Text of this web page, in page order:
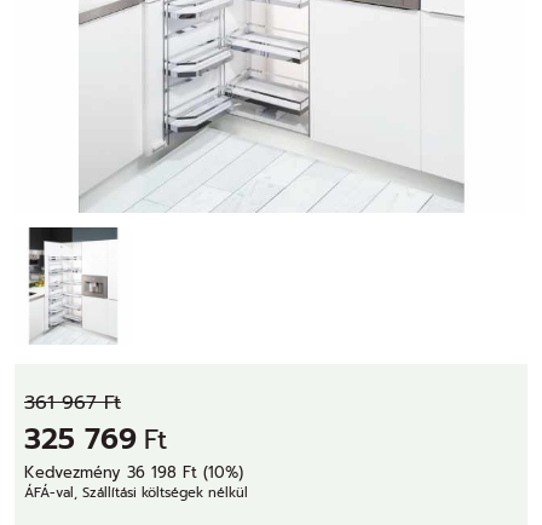
361 967 Ft
325 769 Ft
Kedvezmény 36 198 Ft (10%)
ÁFÁ-val, Szállítási költségek nélkül